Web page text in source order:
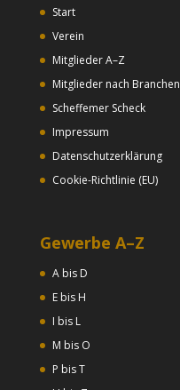
Start
Verein
Mitglieder A–Z
Mitglieder nach Branchen
Scheffemer Scheck
Impressum
Datenschutzerklärung
Cookie-Richtlinie (EU)
Gewerbe A–Z
A bis D
E bis H
I bis L
M bis O
P bis T